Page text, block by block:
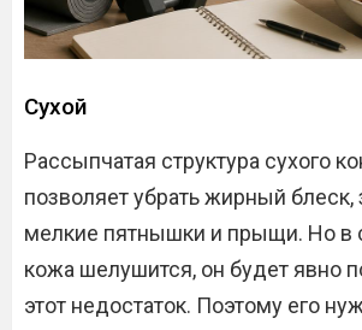
Сухой
Рассыпчатая структура сухого
позволяет убрать жирный блеск,
мелкие пятнышки и прыщи. Но в
кожа шелушится, он будет явно
этот недостаток. Поэтому его